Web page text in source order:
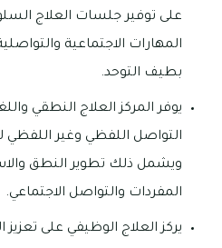
على توفير جلسات العلاج
المهارات الاجتماعية
بطيف التوحد.
يوفر المركز العلاج النطقي
التواصل اللفظي وغير اللفظي
ويشمل ذلك تطوير النطق
المفردات والتواصل الاجتماعي.
يركز العلاج الوظيفي على تعزيز